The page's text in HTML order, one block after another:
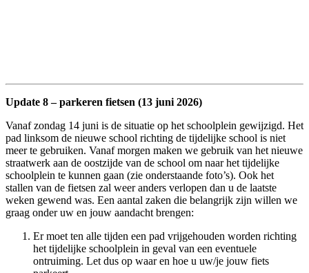
Update 8 – parkeren fietsen (13 juni 2026)
Vanaf zondag 14 juni is de situatie op het schoolplein gewijzigd. Het
pad linksom de nieuwe school richting de tijdelijke school is niet
meer te gebruiken. Vanaf morgen maken we gebruik van het nieuwe
straatwerk aan de oostzijde van de school om naar het tijdelijke
schoolplein te kunnen gaan (zie onderstaande foto’s). Ook het
stallen van de fietsen zal weer anders verlopen dan u de laatste
weken gewend was. Een aantal zaken die belangrijk zijn willen we
graag onder uw en jouw aandacht brengen:
Er moet ten alle tijden een pad vrijgehouden worden richting
het tijdelijke schoolplein in geval van een eventuele
ontruiming. Let dus op waar en hoe u uw/je jouw fiets